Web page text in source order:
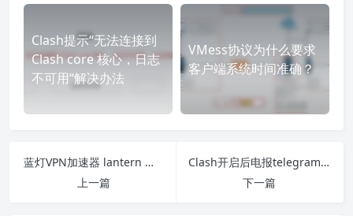
Clash提示“无法连接到
Clash core 核心，日志
不可用“解决办法
VMess协议为什么要求
客户端系统时间准确？
蓝灯VPN加速器 lantern 客户端windows mac ios 安卓下载详细教程
上一篇
Clash开启后电报telegram飞机电脑端还是无法登录，原因分析和解决办法
下一篇